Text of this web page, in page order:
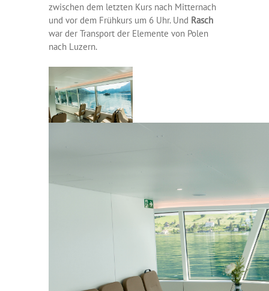
zwischen dem letzten Kurs nach Mitternach
und vor dem Frühkurs um 6 Uhr. Und Rasch
war der Transport der Elemente von Polen
nach Luzern.